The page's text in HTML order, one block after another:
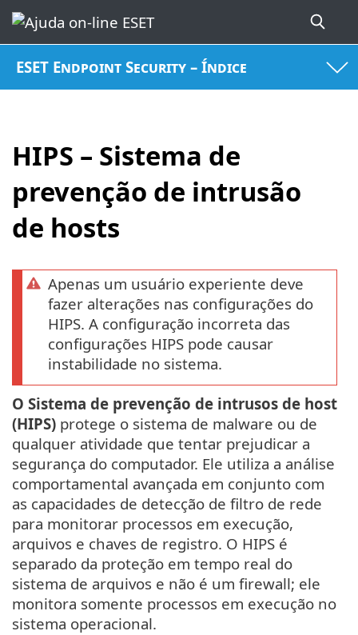
ESET Endpoint Security – Índice
HIPS – Sistema de
prevenção de intrusão
de hosts
Apenas um usuário experiente deve
fazer alterações nas configurações do
HIPS. A configuração incorreta das
configurações HIPS pode causar
instabilidade no sistema.
O Sistema de prevenção de intrusos de host
(HIPS) protege o sistema de malware ou de
qualquer atividade que tentar prejudicar a
segurança do computador. Ele utiliza a análise
comportamental avançada em conjunto com
as capacidades de detecção de filtro de rede
para monitorar processos em execução,
arquivos e chaves de registro. O HIPS é
separado da proteção em tempo real do
sistema de arquivos e não é um firewall; ele
monitora somente processos em execução no
sistema operacional.